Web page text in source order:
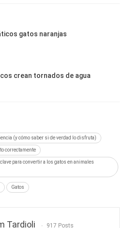
gatos naranjas
crean tornados de agua
(y cómo saber si de verdad lo disfruta)
correctamente
para convertir a los gatos en animales
Gatos
Tardioli 917 Posts